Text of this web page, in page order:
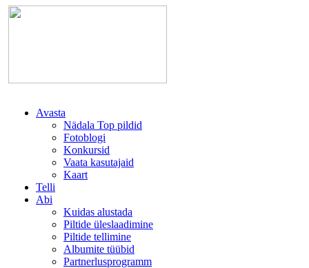
Avasta
Nädala Top pildid
Fotoblogi
Konkursid
Vaata kasutajaid
Kaart
Telli
Abi
Kuidas alustada
Piltide üleslaadimine
Piltide tellimine
Albumite tüübid
Partnerlusprogramm